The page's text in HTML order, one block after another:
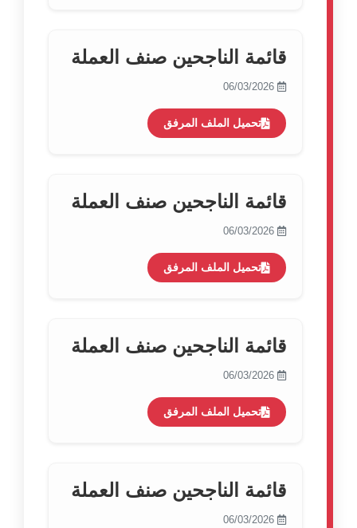
قائمة الناجحين صنف العملة
تحميل الملف المرفق
قائمة الناجحين صنف العملة
تحميل الملف المرفق
قائمة الناجحين صنف العملة
تحميل الملف المرفق
قائمة الناجحين صنف العملة